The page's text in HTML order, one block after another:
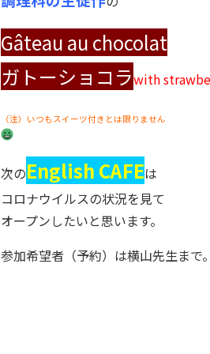
Gâteau au chocolat
ガトーショコラwith
（注）いつもスイーツ付きとは限りません
次のEnglish CAFEは
コロナウイルスの状況を見て
オープンしたいと思います。
参加希望者（予約）は横山先生まで。